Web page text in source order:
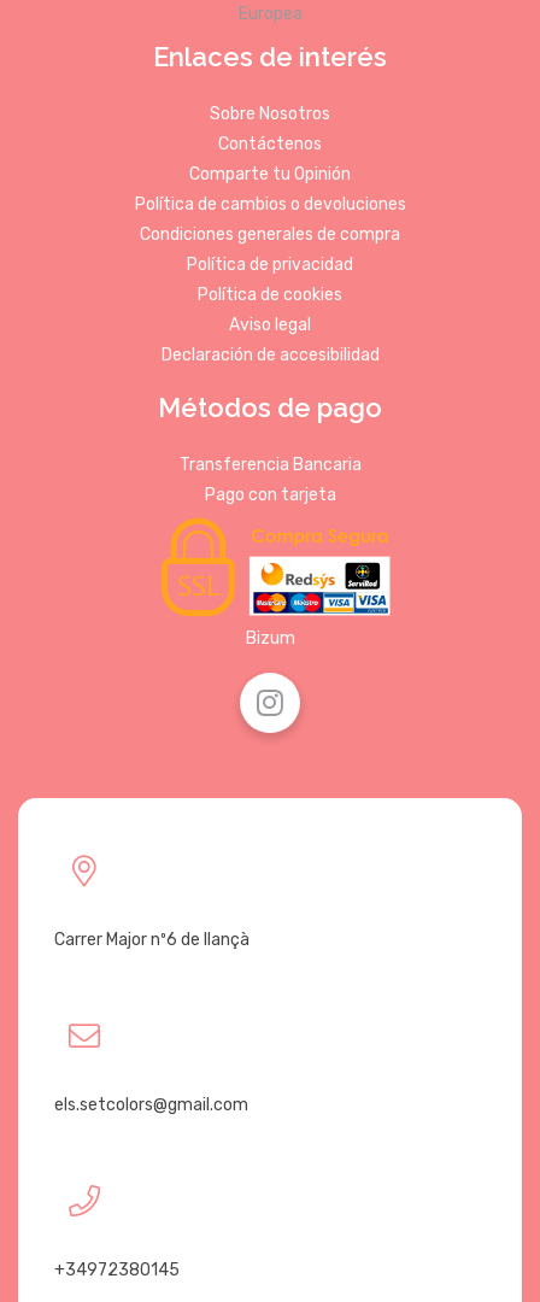
Enlaces de interés
Sobre Nosotros
Contáctenos
Comparte tu Opinión
Política de cambios o devoluciones
Condiciones generales de compra
Política de privacidad
Política de cookies
Aviso legal
Declaración de accesibilidad
Métodos de pago
Transferencia Bancaria
Pago con tarjeta
Bizum
Carrer Major nº6 de llançà
els.setcolors@gmail.com
+34972380145